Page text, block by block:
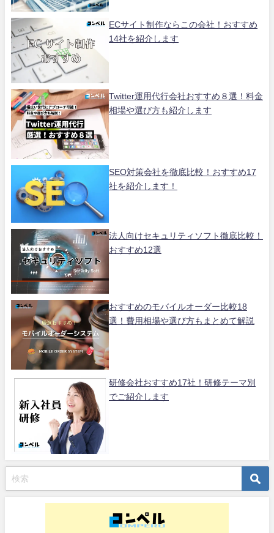
ECサイト制作ならこの会社！おすすめ
14社を紹介します
Twitter運用代行会社おすすめ８選！料金
相場や選び方も紹介します
SEO対策会社を徹底比較！おすすめ17
社を紹介します！
法人向けセキュリティソフト徹底比較！
おすすめ12選
おすすめのモバイルオーダー比較18
選！費用相場や選び方もまとめて解説
研修会社おすすめ17社！研修テーマ別
でご紹介します